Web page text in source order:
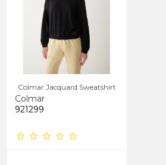
Colmar Jacquard Sweatshirt
Colmar
921299